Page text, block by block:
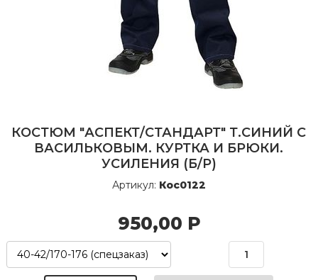
КОСТЮМ "АСПЕКТ/СТАНДАРТ" Т.СИНИЙ С
ВАСИЛЬКОВЫМ. КУРТКА И БРЮКИ.
УСИЛЕНИЯ (Б/Р)
Артикул: Кос0122
950,00 Р